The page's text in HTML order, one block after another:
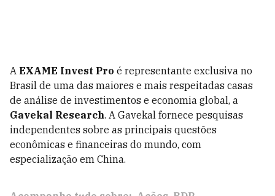
A EXAME Invest Pro é representante exclusiva no
Brasil de uma das maiores e mais respeitadas casas
de análise de investimentos e economia global, a
Gavekal Research. A Gavekal fornece pesquisas
independentes sobre as principais questões
econômicas e financeiras do mundo, com
especialização em China.